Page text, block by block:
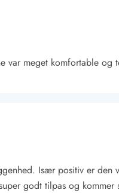
var meget komfortable
Især positiv er den
godt tilpas og